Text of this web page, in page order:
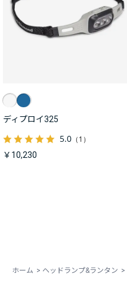
ディプロイ325
5.0 （1）
￥10,230
ホーム > ヘッドランプ&ランタン >